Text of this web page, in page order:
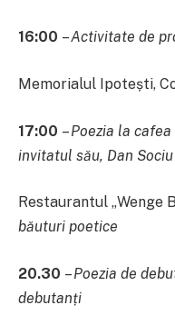
16:00 –Activitate de
Memorialul Ipotești,
17:00 –Poezia la
invitatul său, Dan Sociu
Restaurantul „Wenge
băuturi poetice
20.30 –Poezia de
debutanți